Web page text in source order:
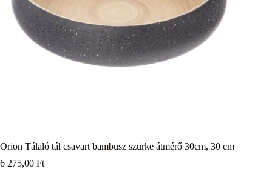
Orion Tálaló tál csavart bambusz szürke átmérő 30cm, 30 cm
6 275,00 Ft